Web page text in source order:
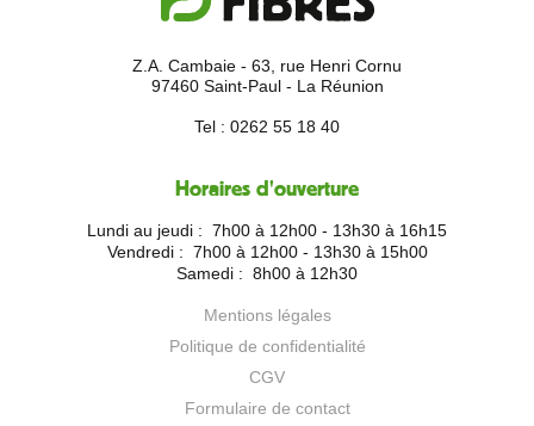
Z.A. Cambaie - 63, rue Henri Cornu
97460 Saint-Paul - La Réunion
Tel : 0262 55 18 40
Horaires d'ouverture
Lundi au jeudi : 7h00 à 12h00 - 13h30 à 16h15
Vendredi : 7h00 à 12h00 - 13h30 à 15h00
Samedi : 8h00 à 12h30
Mentions légales
Politique de confidentialité
CGV
Formulaire de contact